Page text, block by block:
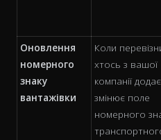
Оновлення
номерного
знаку
вантажівки
Коли
хтось з вашої
компанії
змінює поле
номерного